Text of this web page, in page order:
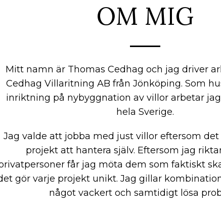
OM MIG
Mitt namn är Thomas Cedhag och jag driver
Cedhag Villaritning AB från Jönköping. Som
inriktning på nybyggnation av villor arbetar
hela Sverige.
Jag valde att jobba med just villor eftersom det
projekt att hantera själv. Eftersom jag
får jag möta dem som faktiskt
gör varje projekt unikt. Jag gillar
något vackert och samtidigt lösa